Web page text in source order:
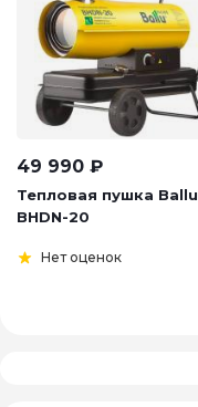
49 990 ₽
Тепловая пушка Ballu
BHDN-20
Нет оценок